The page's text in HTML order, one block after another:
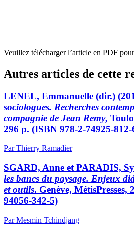
Veuillez télécharger l’article en PDF
Autres articles de cette
LENEL, Emmanuelle (dir.)
sociologues. Recherches
compagnie de Jean Remy,
296 p. (ISBN 978-2-74925-812-
Par Thierry Ramadier
SGARD, Anne et PARADIS,
les bancs du paysage. Enjeux
et outils. Genève, MétisPresses,
94056-342-5)
Par Mesmin Tchindjang